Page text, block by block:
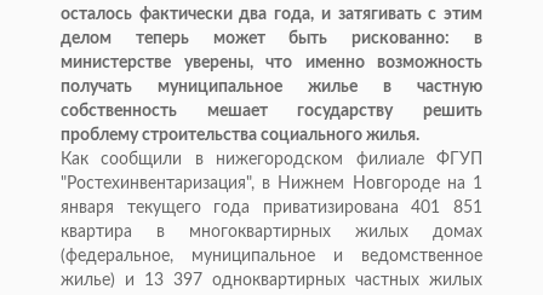
осталось фактически два года, и затягивать с этим
делом теперь может быть рискованно: в
министерстве уверены, что именно возможность
получать муниципальное жилье в частную
собственность мешает государству решить
проблему строительства социального жилья.
Как сообщили в нижегородском филиале ФГУП
"Ростехинвентаризация", в Нижнем Новгороде на 1
января текущего года приватизирована 401 851
квартира в многоквартирных жилых домах
(федеральное, муниципальное и ведомственное
жилье) и 13 397 одноквартирных частных жилых